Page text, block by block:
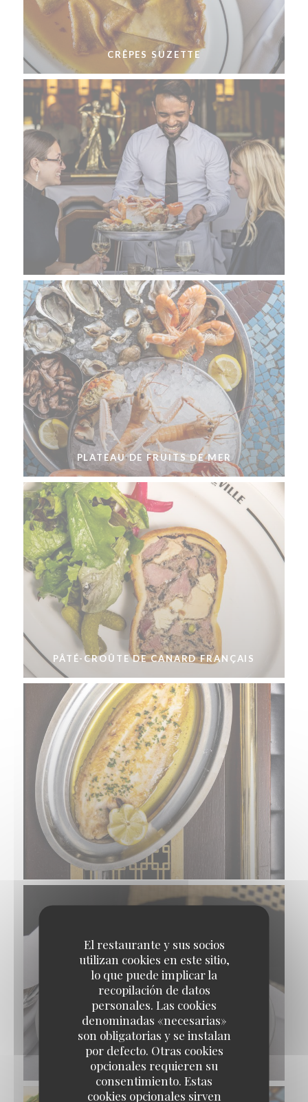
El restaurante y sus socios
utilizan cookies en este sitio,
lo que puede implicar la
recopilación de datos
personales. Las cookies
denominadas «necesarias»
son obligatorias y se instalan
por defecto. Otras cookies
opcionales requieren su
consentimiento. Estas
cookies opcionales sirven
CRÊPES SUZETTE
PLATEAU DE FRUITS DE MER
PÂTÉ-CROÛTE DE CANARD FRANÇAIS
MOUSSE SOUFFLÉE AU CHOCOLAT